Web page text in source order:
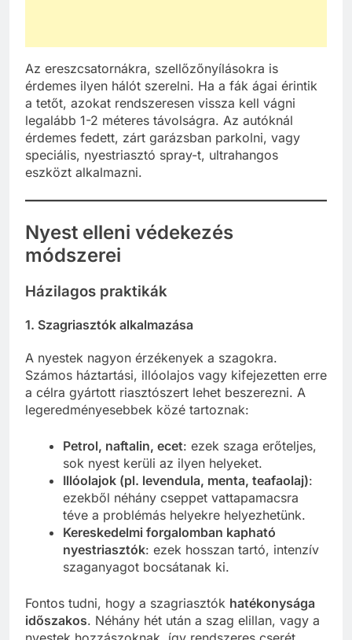
Az ereszcsatornákra, szellőzőnyílásokra is
érdemes ilyen hálót szerelni. Ha a fák ágai érintik
a tetőt, azokat rendszeresen vissza kell vágni
legalább 1-2 méteres távolságra. Az autóknál
érdemes fedett, zárt garázsban parkolni, vagy
speciális, nyestriasztó spray-t, ultrahangos
eszközt alkalmazni.
Nyest elleni védekezés
módszerei
Házilagos praktikák
1. Szagriasztók alkalmazása
A nyestek nagyon érzékenyek a szagokra.
Számos háztartási, illóolajos vagy kifejezetten erre
a célra gyártott riasztószert lehet beszerezni. A
legeredményesebbek közé tartoznak:
Petrol, naftalin, ecet: ezek szaga erőteljes,
sok nyest kerüli az ilyen helyeket.
Illóolajok (pl. levendula, menta, teafaolaj):
ezekből néhány cseppet vattapamacsra
téve a problémás helyekre helyezhetünk.
Kereskedelmi forgalomban kapható
nyestriasztók: ezek hosszan tartó, intenzív
szaganyagot bocsátanak ki.
Fontos tudni, hogy a szagriasztók hatékonysága
időszakos. Néhány hét után a szag elillan, vagy a